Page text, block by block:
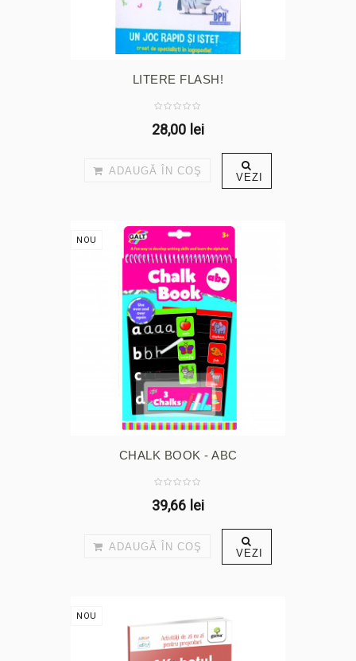
LITERE FLASH!
28,00 lei
ADAUGĂ ÎN COŞ VEZI
NOU
CHALK BOOK - ABC
39,66 lei
ADAUGĂ ÎN COŞ VEZI
NOU